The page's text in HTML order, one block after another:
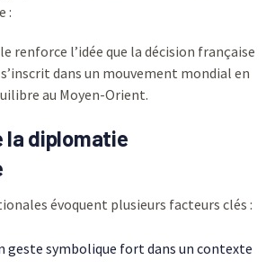
:
renforce l’idée que la décision française
dans un mouvement mondial en
au Moyen-Orient.
la diplomatie
évoquent plusieurs facteurs clés :
geste symbolique fort dans un contexte